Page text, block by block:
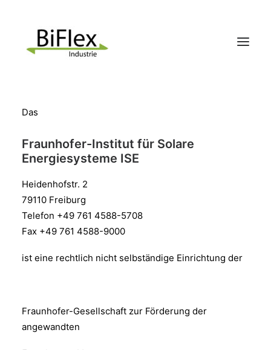
Das Projekt
Konsortialpartner
Kontakt
Search
Das
Fraunhofer-Institut für Solare
Energiesysteme ISE
Heidenhofstr. 2
79110 Freiburg
Telefon +49 761 4588-5708
Fax +49 761 4588-9000
ist eine rechtlich nicht selbständige Einrichtung der
Fraunhofer-Gesellschaft zur Förderung der
angewandten